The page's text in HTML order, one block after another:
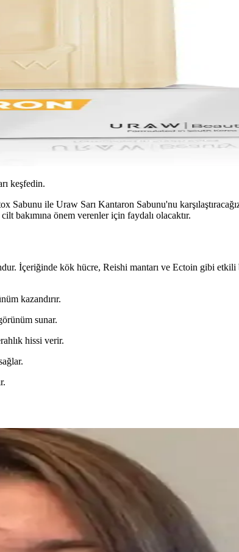
keşfedin.
ile Uraw Sarı Kantaron Sabunu'nu
bakımına önem verenler için faydalı olacaktır.
İçeriğinde kök hücre, Reishi mantarı ve Ectoin gibi
kazandırır.
sunar.
hissi verir.
ve Ürün Seçimi
nemlendirme, uygun ürün seçimi ve minimal uygulama
Tedavi Yöntemleri
cilt rahatsızlığıdır. Nedenleri, belirtileri ve